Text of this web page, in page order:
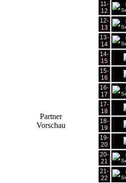
Partner
Vorschau
11-
12
12-
13
13-
14
14-
15
15-
16
16-
17
17-
18
18-
19
19-
20
20-
21
21-
22